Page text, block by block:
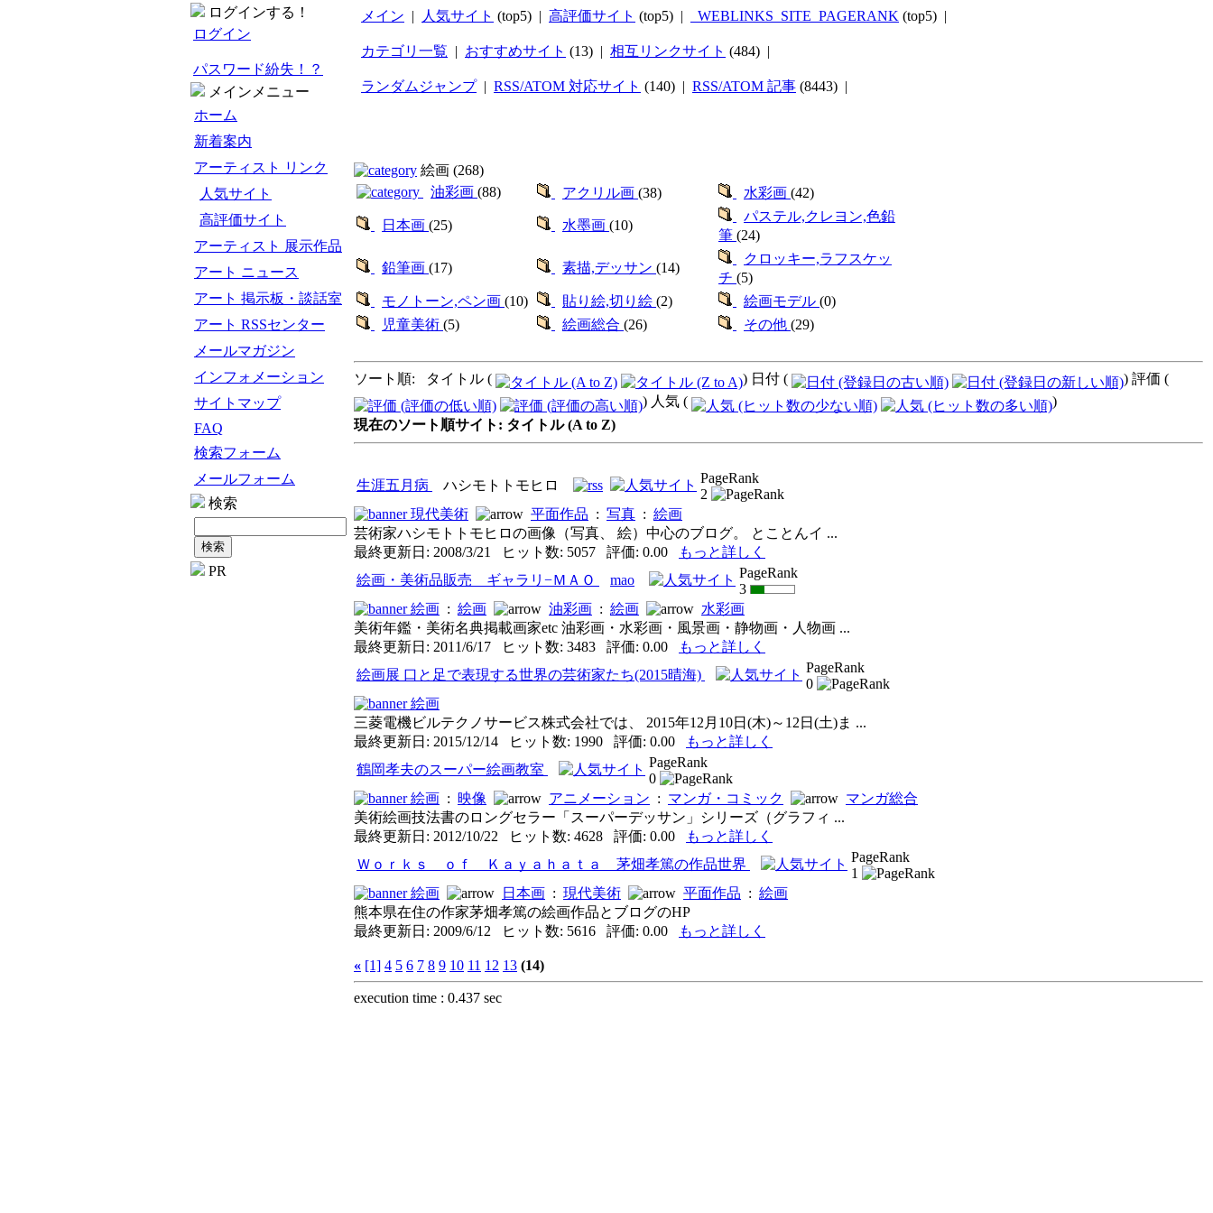
ログインする！
ログイン
パスワード紛失！？
メインメニュー
ホーム
新着案内
アーティスト リンク
人気サイト
高評価サイト
アーティスト 展示作品
アート ニュース
アート 掲示板・談話室
アート RSSセンター
メールマガジン
インフォメーション
サイトマップ
FAQ
検索フォーム
メールフォーム
検索
PR
メイン | 人気サイト (top5) | 高評価サイト (top5) | _WEBLINKS_SITE_PAGERANK (top5) |
カテゴリ一覧 | おすすめサイト (13) | 相互リンクサイト (484) |
ランダムジャンプ| RSS/ATOM 対応サイト (140) | RSS/ATOM 記事 (8443) |
絵画 (268)
油彩画 (88) アクリル画 (38) 水彩画 (42)
日本画 (25) 水墨画 (10)
パステル,クレヨン,色鉛
筆 (24)
鉛筆画 (17) 素描,デッサン (14)
クロッキー,ラフスケッ
チ (5)
モノトーン,ペン画 (10) 貼り絵,切り絵 (2) 絵画モデル (0)
児童美術 (5) 絵画総合 (26) その他 (29)
ソート順: タイトル ( ) 日付 (
) 評価 (
) 人気 (
)
現在のソート順サイト: タイトル (A to Z)
生涯五月病 ハシモトトモヒロ
PageRank
2
現代美術
平面作品 : 写真 : 絵画
芸術家ハシモトトモヒロの画像（写真、 絵）中心のブログ。 とことんイ ...
最終更新日: 2008/3/21 ヒット数: 5057 評価: 0.00
もっと詳しく
絵画・美術品販売 ギャラリ−ＭＡＯ
mao
PageRank
3
絵画 : 絵画 油彩画 : 絵画
水彩画
美術年鑑・美術名典掲載画家etc 油彩画・水彩画・風景画・静物画・人物画 ...
最終更新日: 2011/6/17 ヒット数: 3483 評価: 0.00
もっと詳しく
絵画展 口と足で表現する世界の芸術家たち(2015晴海)
PageRank
0
絵画
三菱電機ビルテクノサービス株式会社では、 2015年12月10日(木)～12日(土)ま ...
最終更新日: 2015/12/14 ヒット数: 1990 評価: 0.00
もっと詳しく
鶴岡孝夫のスーパー絵画教室
PageRank
0
絵画 : 映像 アニメーション : マンガ・コミック
マンガ総合
美術絵画技法書のロングセラー「スーパーデッサン」シリーズ（グラフィ ...
最終更新日: 2012/10/22 ヒット数: 4628 評価: 0.00
もっと詳しく
Ｗｏｒｋｓ ｏｆ Ｋａｙａｈａｔａ 茅畑孝篤の作品世界
PageRank
1
絵画
日本画 : 現代美術 平面作品 : 絵画
熊本県在住の作家茅畑孝篤の絵画作品とブログのHP
最終更新日: 2009/6/12 ヒット数: 5616 評価: 0.00
もっと詳しく
« [1] 4 5 6 7 8 9 10 11 12 13 (14)
execution time : 0.437 sec